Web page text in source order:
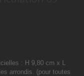
: H 9,80 cm x L
arrondis. (pour toutes